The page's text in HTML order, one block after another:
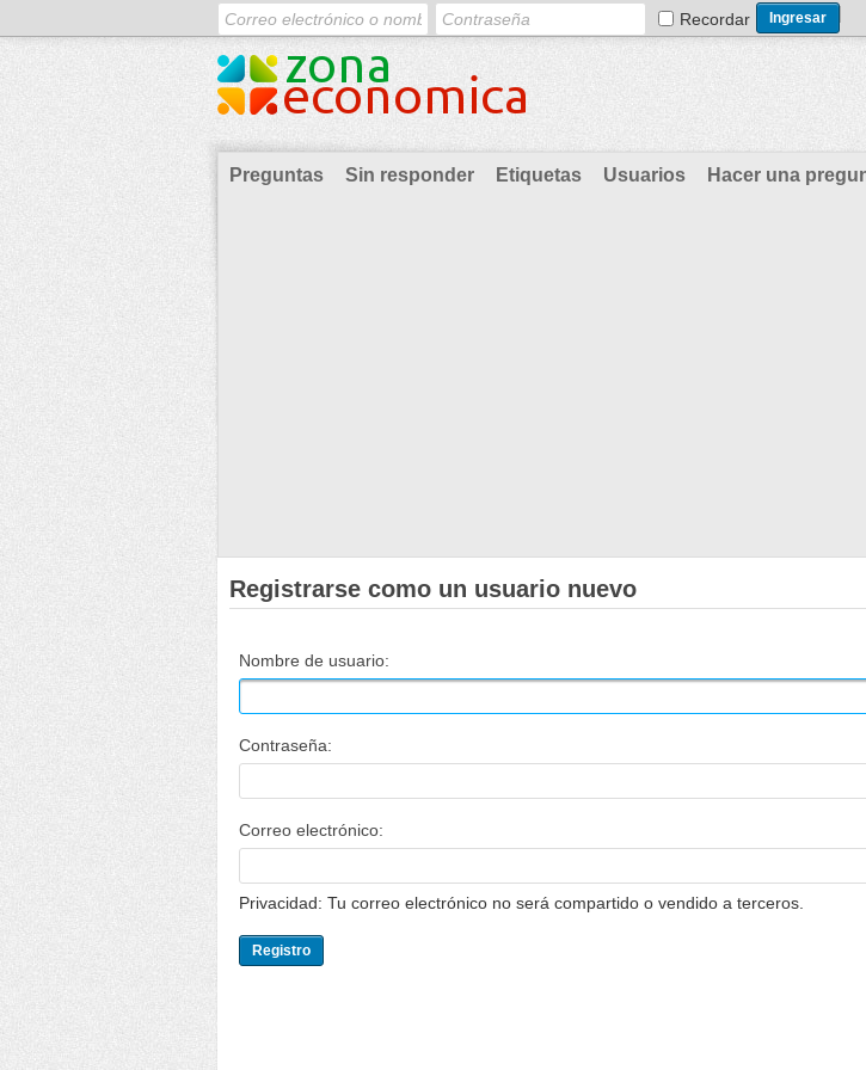
Recordar
Preguntas Sin responder Etiquetas Usuarios Hacer una
Registrarse como un usuario nuevo
Nombre de usuario:
Contraseña:
Correo electrónico:
Privacidad: Tu correo electrónico no será compartido o vendido a terceros.